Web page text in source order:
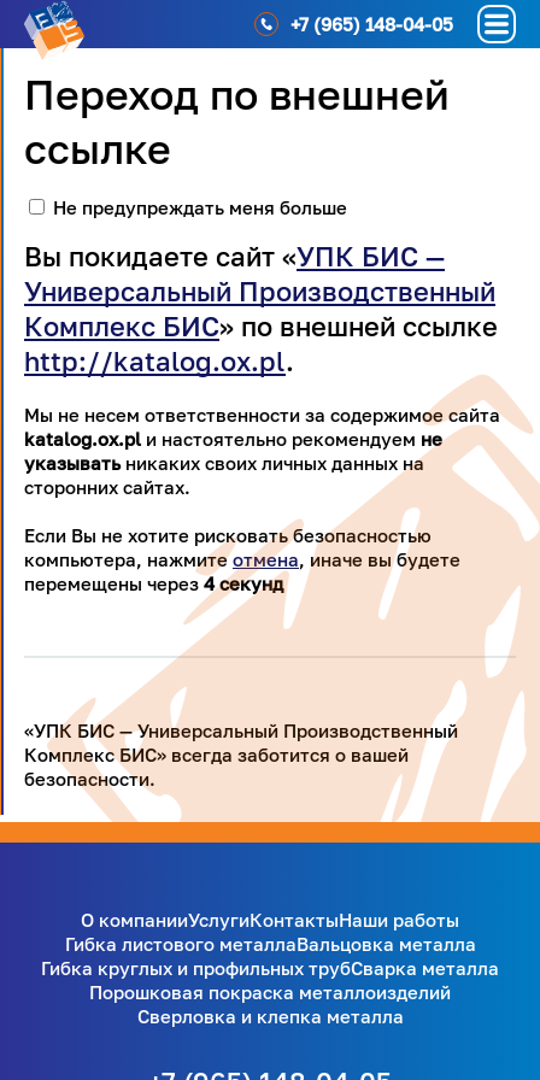
+7 (965) 148-04-05
Переход по внешней
ссылке
Не предупреждать меня больше
Вы покидаете сайт «УПК БИС —
Универсальный Производственный
Комплекс БИС» по внешней ссылке
http://katalog.ox.pl.
Мы не несем ответственности за содержимое сайта
katalog.ox.pl и настоятельно рекомендуем не
указыватьникаких своих личных данных на
сторонних сайтах.
Если Вы не хотите рисковать безопасностью
компьютера, нажмитеотмена, иначе вы будете
перемещены через 4секунд
«УПК БИС — Универсальный Производственный
Комплекс БИС» всегда заботится о вашей
безопасности.
О компанииУслугиКонтактыНаши работы
Гибка листового металлаВальцовка металла
Гибка круглых и профильных трубСварка металла
Порошковая покраска металлоизделий
Сверловка и клепка металла